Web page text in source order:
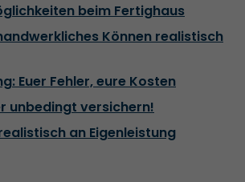
beim Fertighaus
Können realistisch
Euer Fehler, eure Kosten
unbedingt versichern!
an Eigenleistung